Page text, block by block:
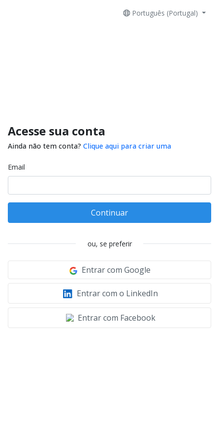
Português (Portugal)
Acesse sua conta
Ainda não tem conta? Clique aqui para criar uma
Email
Continuar
ou, se preferir
Entrar com Google
Entrar com o LinkedIn
Entrar com Facebook